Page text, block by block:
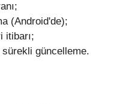
(Android'de);
itibarı;
sürekli güncelleme.